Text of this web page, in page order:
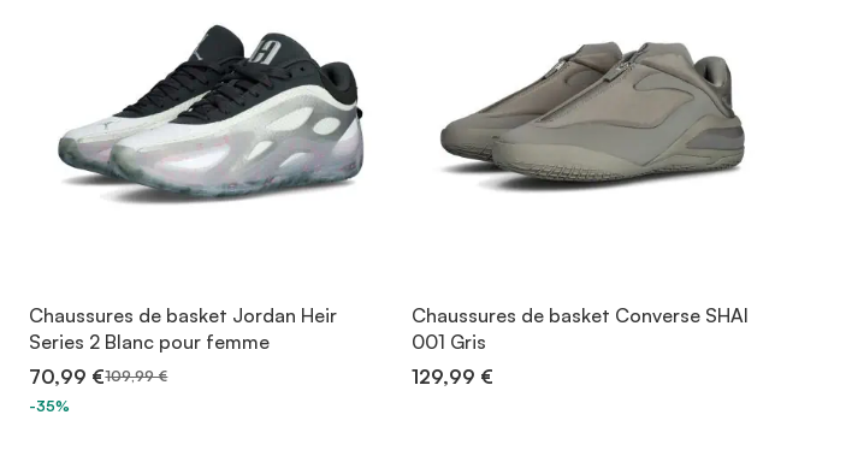
Chaussures de basket Jordan Heir
Series 2 Blanc pour femme
70,99 €109,99 €
-35%
Chaussures de basket Converse SHAI
001 Gris
129,99 €